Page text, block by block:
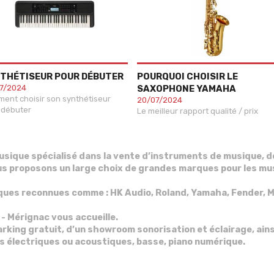
POUR DÉBUTER
2024
choisir son synthétiseur
POURQUOI CHOISIR LE
SAXOPHONE YAMAHA
20/07/2024
Le meilleur rapport qualité / prix
spécialisé dans lavente d’instruments de musique,
proposons un large choix de grandes marques pour les
reconnues comme : HK Audio, Roland, Yamaha, Fender,
Mérignac vous accueille.
gratuit, d’un showroom sonorisation et éclairage,
ou acoustiques, basse, piano numérique.